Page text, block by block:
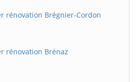
rénovation Brégnier-Cordon
rénovation Brénaz